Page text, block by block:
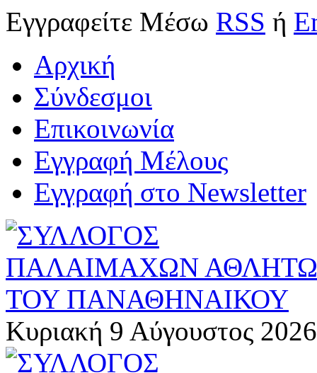
Εγγραφείτε Μέσω RSS ή
Αρχική
Σύνδεσμοι
Επικοινωνία
Εγγραφή Μέλους
Εγγραφή στο Newsletter
Κυριακή 9 Αύγουστος